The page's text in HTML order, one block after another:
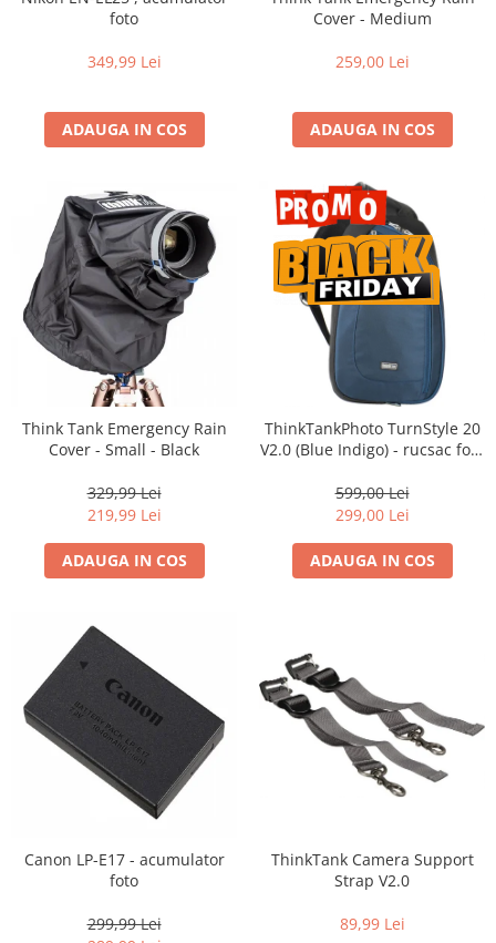
Accesorii diverse
foto
349,99 Lei
ADAUGA IN COS
Cover - Medium
259,00 Lei
ADAUGA IN COS
Think Tank Emergency Rain
Cover - Small - Black
329,99 Lei
219,99 Lei
ADAUGA IN COS
ThinkTankPhoto TurnStyle 20
V2.0 (Blue Indigo) - rucsac foto
599,00 Lei
299,00 Lei
ADAUGA IN COS
Canon LP-E17 - acumulator
foto
299,99 Lei
ThinkTank Camera Support
Strap V2.0
89,99 Lei